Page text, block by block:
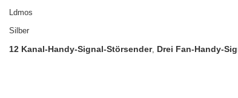
Ldmos
Silber
12 Kanal-Handy-Signal-Störsender, Drei Fan-Handy-